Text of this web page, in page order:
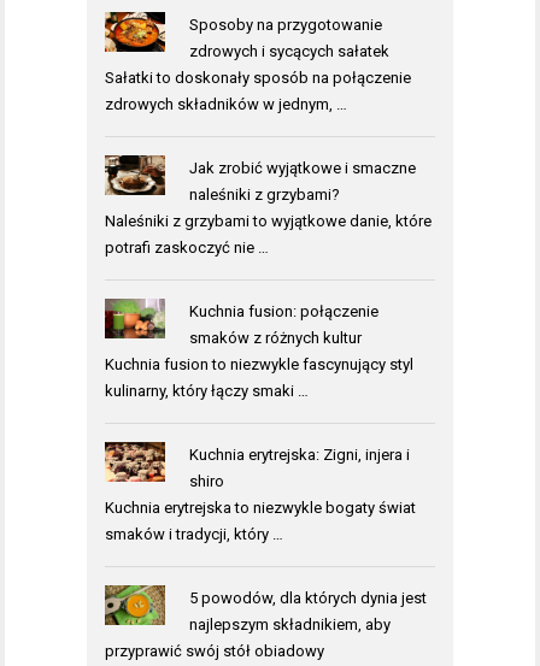
Sposoby na przygotowanie
zdrowych i sycących sałatek
Sałatki to doskonały sposób na połączenie
zdrowych składników w jednym, …
Jak zrobić wyjątkowe i smaczne
naleśniki z grzybami?
Naleśniki z grzybami to wyjątkowe danie, które
potrafi zaskoczyć nie …
Kuchnia fusion: połączenie
smaków z różnych kultur
Kuchnia fusion to niezwykle fascynujący styl
kulinarny, który łączy smaki …
Kuchnia erytrejska: Zigni, injera i
shiro
Kuchnia erytrejska to niezwykle bogaty świat
smaków i tradycji, który …
5 powodów, dla których dynia jest
najlepszym składnikiem, aby
przyprawić swój stół obiadowy